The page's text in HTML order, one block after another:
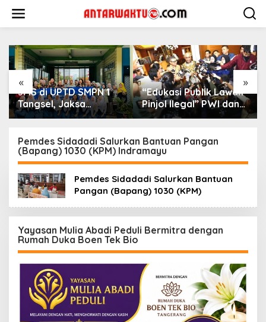
konten
« »
JMS di UPTD SMPN 1
Tangsel, Jaksa
Tekankan Bahaya
Narkotika
“Edukasi Publik Lawan
Pinjol Ilegal” PWI dan
AFPI Gelar Workshop
Pemdes Sidadadi Salurkan Bantuan Pangan
(Bapang) 1030 (KPM) Indramayu
Pemdes Sidadadi Salurkan Bantuan
Pangan (Bapang) 1030 (KPM)
Yayasan Mulia Abadi Peduli Bermitra dengan
Rumah Duka Boen Tek Bio